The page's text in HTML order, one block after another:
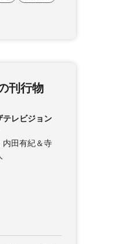
刊行物
テレビジョン
内田有紀＆寺